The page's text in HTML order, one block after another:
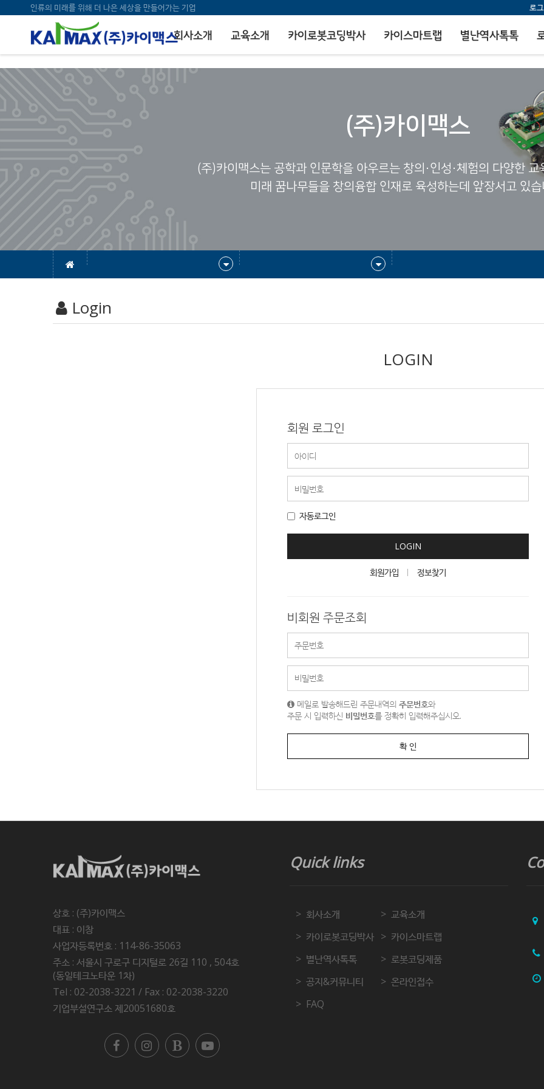
bool(false)인류의 미래를 위해 더 나은 세상을 만들어가는 기업 로
회사소개 교육소개 카이로봇코딩박사 카이스마트랩 별난역사톡톡
(주)카이맥스
(주)카이맥스는 공학과 인문학을 아우르는 창의·인성·체험의 다양한 교
미래 꿈나무들을 창의융합 인재로 육성하는데 앞장서고 있습
Login
LOGIN
회원 로그인
자동로그인
LOGIN
회원가입 정보찾기
비회원 주문조회
메일로 발송해드린 주문내역의 주문번호와
주문 시 입력하신 비밀번호를 정확히 입력해주십시오.
확 인
상호 : (주)카이맥스
대표 : 이창
사업자등록번호 : 114-86-35063
주소 : 서울시 구로구 디지털로 26길 110 , 504호
(동일테크노타운 1차)
Tel : 02-2038-3221 / Fax : 02-2038-3220
기업부설연구소 제20051680호
Quick links
회사소개
교육소개
카이로봇코딩박사
카이스마트랩
별난역사톡톡
로봇코딩제품
공지&커뮤니티
온라인접수
FAQ